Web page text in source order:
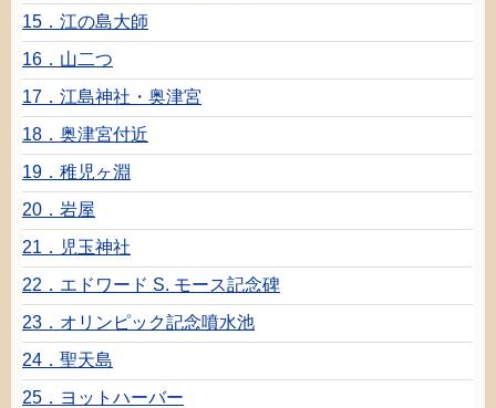
15． 江の島大師
16． 山二つ
17． 江島神社 ・ 奥津宮
18． 奥津宮付近
19． 稚児 ヶ淵
20． 岩屋
21． 児玉神社
22．エドワード S. モース記念碑
23．オリンピック記念噴水池
24． 聖天島
25．ヨットハーバー